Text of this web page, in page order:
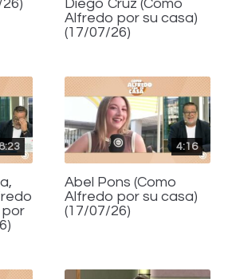
Diego Cruz (Como
Alfredo por su casa)
(17/07/26)
8:23
por
4:16
Abel Pons (Como
Alfredo por su casa)
(17/07/26)